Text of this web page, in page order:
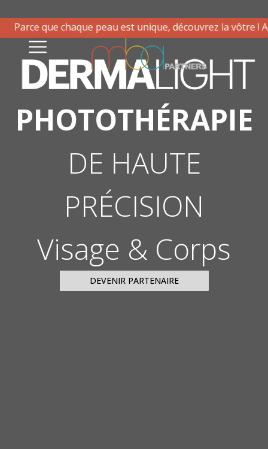
to
content
chaque peau est unique, découvrez la vôtre ! Analyse
PHOTOTHÉRAPIE
DE HAUTE
PRÉCISION
Visage & Corps
DEVENIR PARTENAIRE